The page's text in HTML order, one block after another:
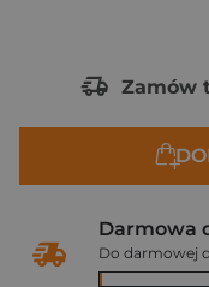
Zamów
Darmowa
Do darmowej